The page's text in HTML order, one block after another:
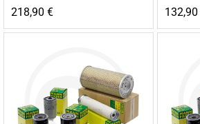
218,90 € 132,90